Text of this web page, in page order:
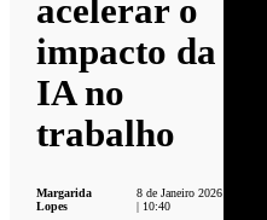
acelerar o
impacto da
IA no
trabalho
Margarida
Lopes
8 de Janeiro 2026
| 10:40